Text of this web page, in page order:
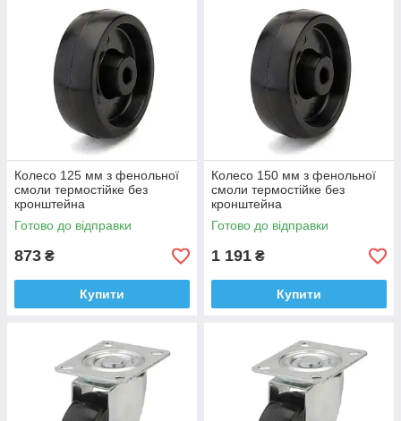
рішення, знаходить на вітчизняному ринку все більш широке
застосування.
Колесо 125 мм з фенольної
смоли термостійке без
кронштейна
Готово до відправки
873 ₴
Купити
Колесо 150 мм з фенольної
смоли термостійке без
кронштейна
Готово до відправки
1 191 ₴
Купити